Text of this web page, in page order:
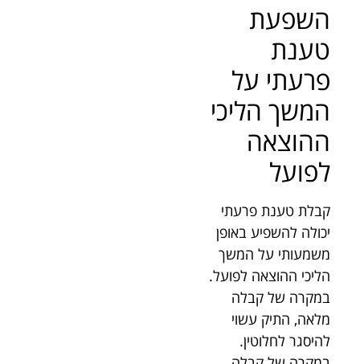
השפעת
טענת
פרעתי על
המשך הליכי
ההוצאה
לפועל
קבלת טענת פרעתי
יכולה להשפיע באופן
משמעותי על המשך
הליכי ההוצאה לפועל.
במקרה של קבלה
מלאה, התיק עשוי
להיסגר לחלוטין.